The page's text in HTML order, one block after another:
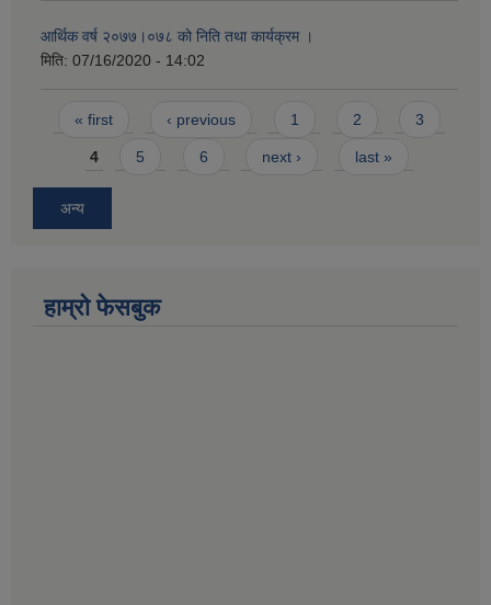
आर्थिक वर्ष २०७७।०७८ काे निति तथा कार्यक्रम ।
मिति: 07/16/2020 - 14:02
Pages
« first ‹ previous 1 2 3
4 5 6 next › last »
अन्य
हाम्राे फेसबुक